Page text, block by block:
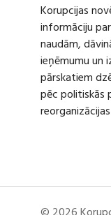
Korupcijas
informāciju
naudām,
ieņēmumu un
pārskatiem
pēc politiskās